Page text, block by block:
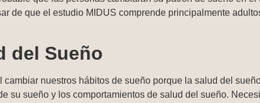
de que el estudio MIDUS comprende principalmente
del Sueño
nuestros hábitos de sueño porque la salud del
su sueño y los comportamientos de salud del sueño.